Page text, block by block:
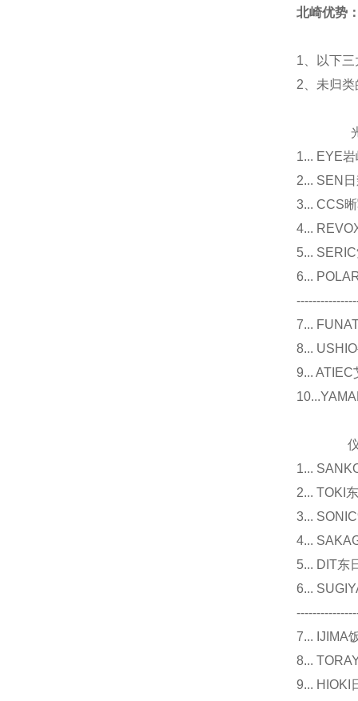
北崎优势
1、以下
2、未归
光源
1... EYE
2... SEN
3... CCS
4...
5...
6...
7...
8...
9...
仪器
1...
2... TOKI
3...
4...
5... DIT东
6...
7... IJIMA
8...
9... HIOKI